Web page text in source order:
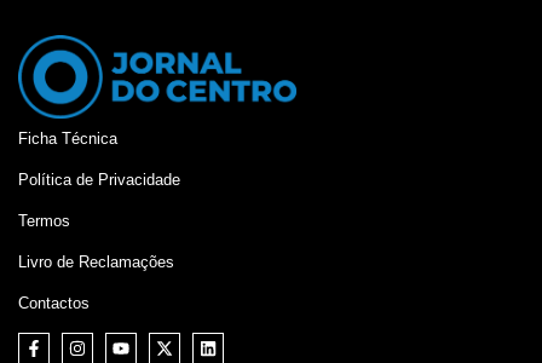
Ficha Técnica
Política de Privacidade
Termos
Livro de Reclamações
Contactos